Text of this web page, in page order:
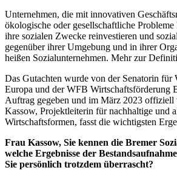
Unternehmen, die mit innovativen
ökologische oder gesellschaftliche
ihre sozialen Zwecke reinvestieren und
gegenüber ihrer Umgebung und in ihrer
heißen Sozialunternehmen. Mehr zur
Das Gutachten wurde von der Senatorin für
Europa und der WFB Wirtschaftsförderung
Auftrag gegeben und im März 2023 offiziell
Kassow, Projektleiterin für nachhaltige und
Wirtschaftsformen, fasst die wichtigsten
Frau Kassow, Sie kennen die Bremer
welche Ergebnisse der
Sie persönlich trotzdem überrascht?